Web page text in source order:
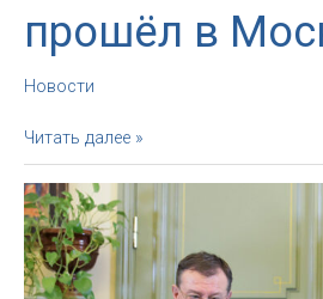
прошёл в
Новости
«Господи,
я
люблю
Тебя».
Вечер
памяти
Папы
Читать далее »